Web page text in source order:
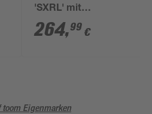
'SXRL' mit
Senkkopfschraube, Ø
10 x 260 mm, 50
264,99 €
Eigenmarken